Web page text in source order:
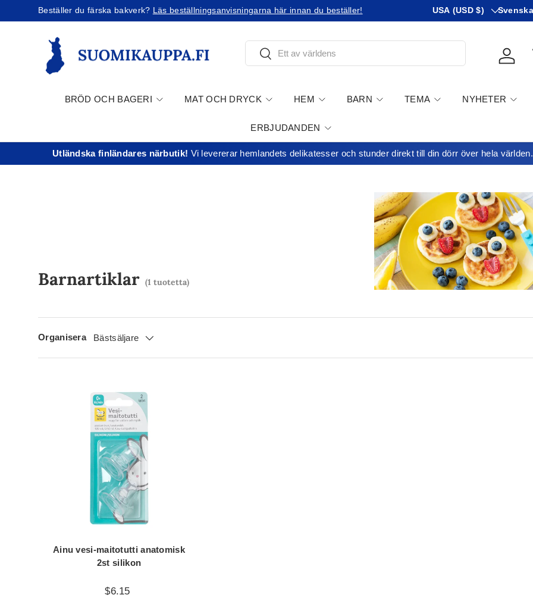
Jatka sisältöön
Beställer du färska bakverk? Läs beställningsanvisningarna här innan du beställer! Beställer du till USA?Läs
Vanligtvis
USA (USD $) Språk
Svenska
Söka
Söka
BRÖD OCH BAGERI MAT OCH DRYCK HEM BARN TEMA NYHETER
ERBJUDANDEN
Utländska finländares närbutik! Vi levererar hemlandets delikatesser och stunder direkt till din dörr över hela världen.
Barnartiklar (1 tuotetta)
Organisera Bästsäljare
Ainu vesi-maitotutti anatomisk
2st silikon
$6.15